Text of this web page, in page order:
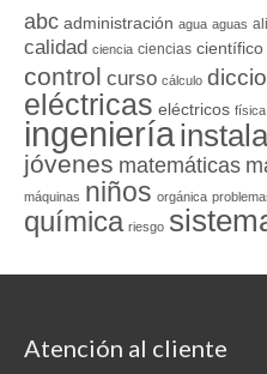
abc administración agua aguas
calidad ciencia ciencias científico
control curso cálculo
eléctricas eléctricos física
ingeniería
jóvenes matemáticas
máquinas niños orgánica
química riesgo
Atención al cliente